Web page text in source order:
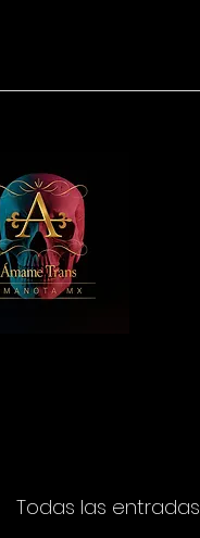
Todas las entradas